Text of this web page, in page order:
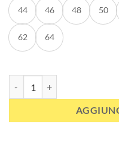
44 46 48 50
62 64